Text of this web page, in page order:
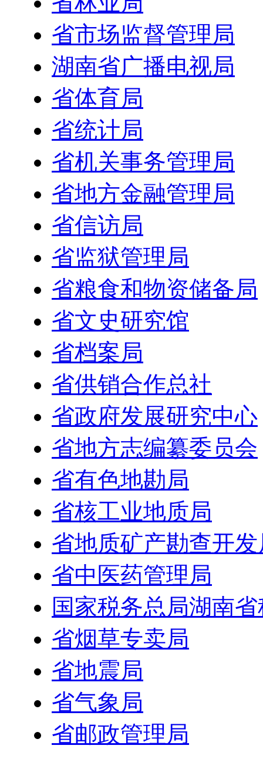
省市场监督管理局
湖南省广播电视局
省体育局
省统计局
省机关事务管理局
省地方金融管理局
省信访局
省监狱管理局
省粮食和物资储备局
省文史研究馆
省档案局
省供销合作总社
省政府发展研究中心
省地方志编纂委员会
省有色地勘局
省核工业地质局
省地质矿产勘查开发
省中医药管理局
国家税务总局湖南
省烟草专卖局
省地震局
省气象局
省邮政管理局